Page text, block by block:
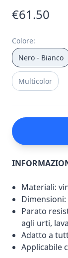
€61.50
Colore:
Nero - Bianco
Multicolor
Materiali:
Dimensioni:
Parato
agli urti,
Adatto a
Applicabile